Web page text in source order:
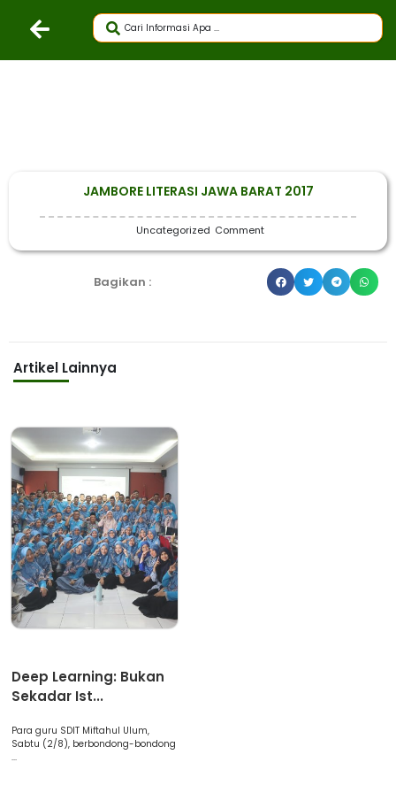
JAMBORE LITERASI JAWA BARAT 2017
Uncategorized Comment
Bagikan :
Artikel Lainnya
Deep Learning: Bukan
Sekadar Ist...
Para guru SDIT Miftahul Ulum,
Sabtu (2/8), berbondong-bondong
...